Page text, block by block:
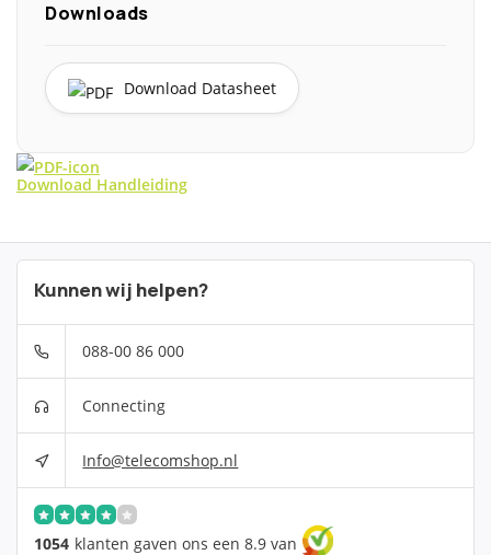
Downloads
Download Datasheet
Download Handleiding
Kunnen wij helpen?
088-00 86 000
Connecting
Info@telecomshop.nl
1054 klanten gaven ons een 8.9 van